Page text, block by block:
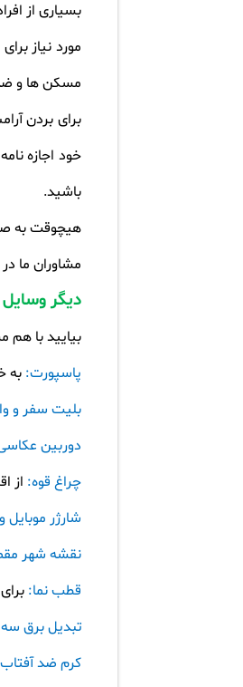
بسیاری از
مورد نیاز
مسکن ها و ضد
برای بردن
خود اجازه
باشید.
هیچوقت به
مشاوران ما
دیگر وسایل
بیایید با هم
پاسپورت: به
بلیت سفر و
دوربین
چراغ قوه: از
شارژر موبایل
نقشه شهر
قطب نما:
تبدیل برق
کرم ضد